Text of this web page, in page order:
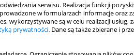
serwisu. Realizacja funkcji
w formularzach informacje oraz
wykorzystywane są w celu realizacji
prywatności. Dane są także zbierane i